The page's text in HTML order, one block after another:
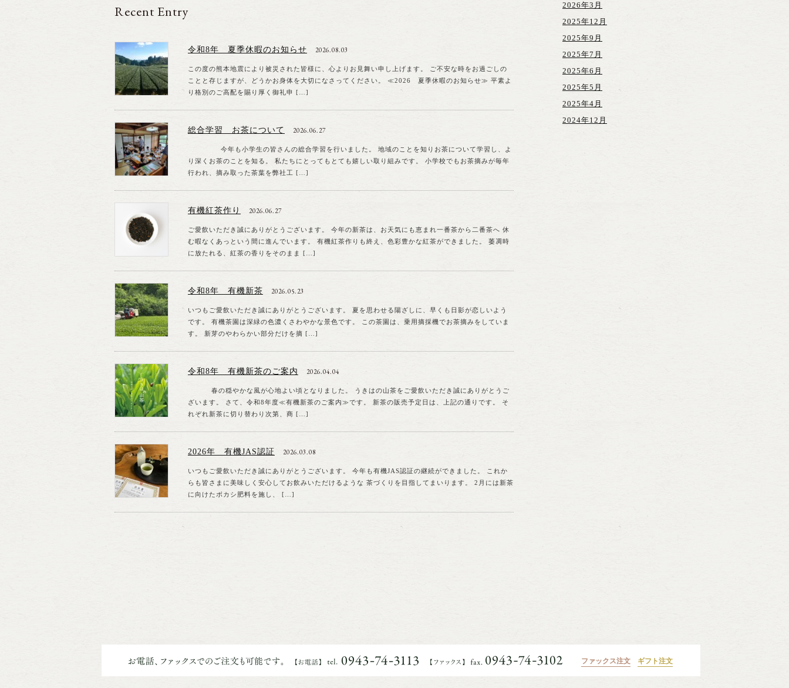
Recent Entry
令和8年 夏季休暇のお知らせ 2026.08.03
この度の熊本地震により被災された皆様に、心よりお見舞い申し上げます。 ご不安な時をお過ごしの
ことと存じますが、どうかお身体を大切になさってください。 ≪2026 夏季休暇のお知らせ≫ 平素よ
り格別のご高配を賜り厚く御礼申 […]
総合学習 お茶について 2026.06.27
今年も小学生の皆さんの総合学習を行いました。 地域のことを知りお茶について学習し、よ
り深くお茶のことを知る。 私たちにとってもとても嬉しい取り組みです。 小学校でもお茶摘みが毎年
行われ、摘み取った茶葉を弊社工 […]
有機紅茶作り 2026.06.27
ご愛飲いただき誠にありがとうございます。 今年の新茶は、お天気にも恵まれ一番茶から二番茶へ 休
む暇なくあっという間に進んでいます。 有機紅茶作りも終え、色彩豊かな紅茶ができました。 萎凋時
に放たれる、紅茶の香りをそのまま […]
令和8年 有機新茶 2026.05.23
いつもご愛飲いただき誠にありがとうございます。 夏を思わせる陽ざしに、早くも日影が恋しいよう
です。 有機茶園は深緑の色濃くさわやかな景色です。 この茶園は、乗用摘採機でお茶摘みをしていま
す。 新芽のやわらかい部分だけを摘 […]
令和8年 有機新茶のご案内 2026.04.04
春の穏やかな風が心地よい頃となりました。 うきはの山茶をご愛飲いただき誠にありがとうご
ざいます。 さて、令和8年度≪有機新茶のご案内≫です。 新茶の販売予定日は、上記の通りです。 そ
れぞれ新茶に切り替わり次第、商 […]
2026年 有機JAS認証 2026.03.08
いつもご愛飲いただき誠にありがとうございます。 今年も有機JAS認証の継続ができました。 これか
らも皆さまに美味しく安心してお飲みいただけるような 茶づくりを目指してまいります。 2月には新茶
に向けたボカシ肥料を施し、 […]
2026年3月
2025年12月
2025年9月
2025年7月
2025年6月
2025年5月
2025年4月
2024年12月
ファックス注文 ギフト注文